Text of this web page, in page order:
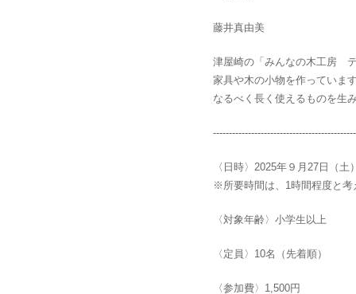
藤井真由美
津屋崎の「みんなの木工房
家具や木の小物を作っていま
なるべく長く使えるものを生
〈日時〉2025年９月27日（土
※所要時間は、1時間程度と考
〈対象年齢〉小学生以上
〈定員〉10名（先着順）
〈参加費〉1,500円